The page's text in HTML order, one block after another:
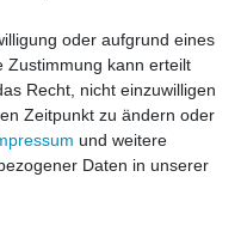
oder aufgrund eines
Zustimmung kann erteilt
Recht, nicht einzuwilligen
Zeitpunkt zu ändern oder
und weitere
Daten in unserer